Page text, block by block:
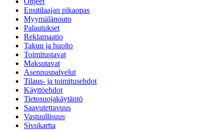
Ensitilaajan pikaopas
Myymälänouto
Palautukset
Reklamaatio
Takuu ja huolto
Toimitustavat
Maksutavat
Asennuspalvelut
Tilaus- ja toimitusehdot
Käyttöehdot
Tietosuojakäytäntö
Saavutettavuus
Vastuullisuus
Sivukartta